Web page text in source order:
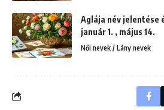
Aglája név jelentése
január 1. , május 14.
Női nevek / Lány nevek